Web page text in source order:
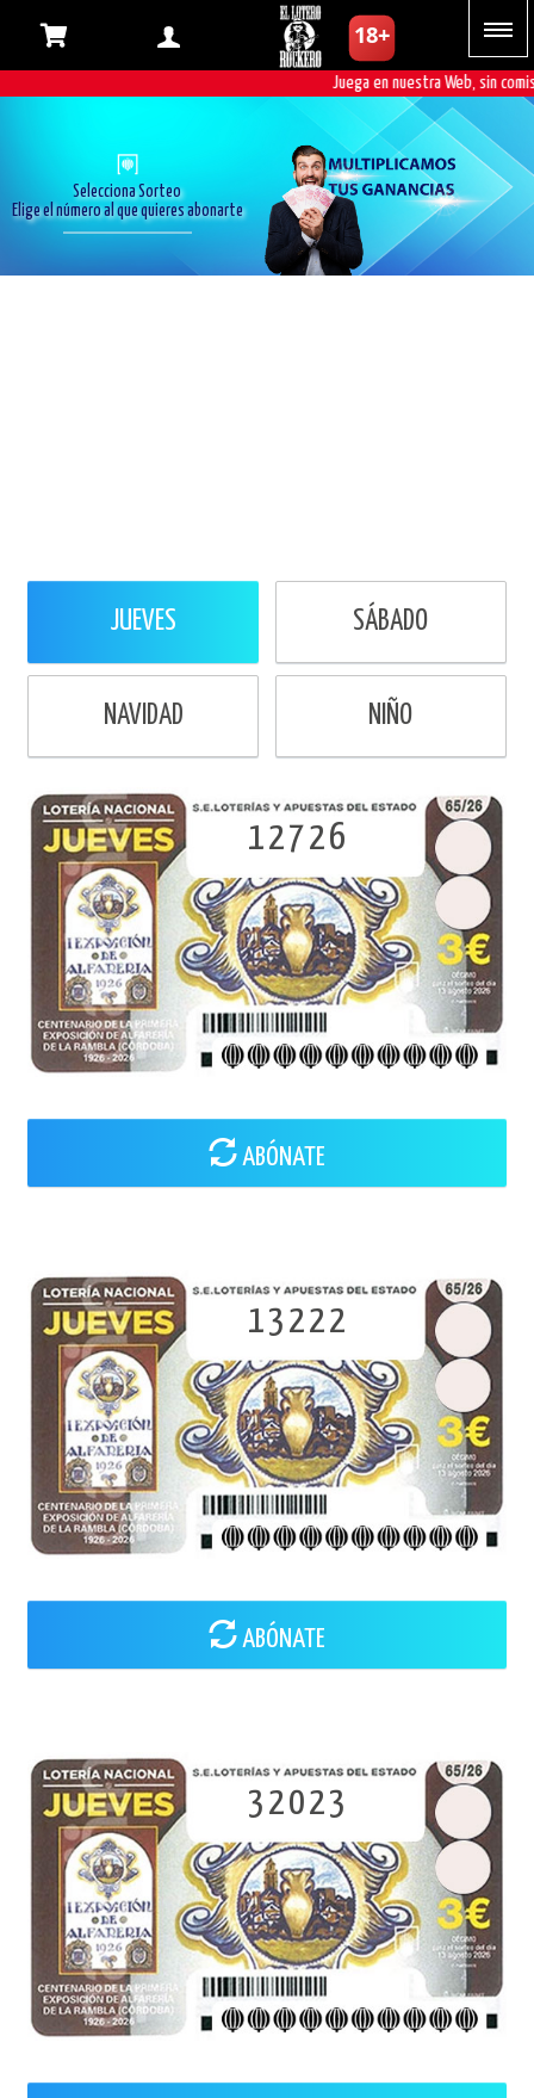
Juega en nuestra Web, sin
Selecciona Sorteo
Elige el número al que quieres abonarte
JUEVES SÁBADO
NAVIDAD NIÑO
12726
ABÓNATE
13222
ABÓNATE
32023